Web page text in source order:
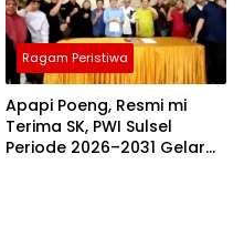
Ragam Peristiwa
Apapi Poeng, Resmi mi
Terima SK, PWI Sulsel
Periode 2026–2031 Gelar